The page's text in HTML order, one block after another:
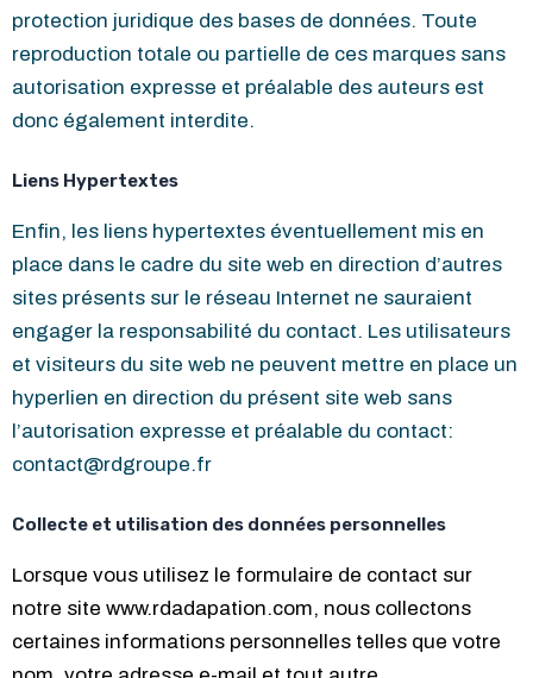
protection juridique des bases de données. Toute
reproduction totale ou partielle de ces marques sans
autorisation expresse et préalable des auteurs est
donc également interdite.
Liens Hypertextes
Enfin, les liens hypertextes éventuellement mis en
place dans le cadre du site web en direction d’autres
sites présents sur le réseau Internet ne sauraient
engager la responsabilité du contact. Les utilisateurs
et visiteurs du site web ne peuvent mettre en place un
hyperlien en direction du présent site web sans
l’autorisation expresse et préalable du contact:
contact@rdgroupe.fr
Collecte et utilisation des données personnelles
Lorsque vous utilisez le formulaire de contact sur
notre site www.rdadapation.com, nous collectons
certaines informations personnelles telles que votre